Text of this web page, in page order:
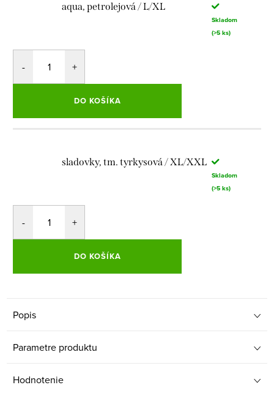
aqua, petrolejová / L/XL
Skladom
(>5 ks)
DO KOŠÍKA
sladovky, tm. tyrkysová / XL/XXL
Skladom
(>5 ks)
DO KOŠÍKA
Popis
Parametre produktu
Hodnotenie